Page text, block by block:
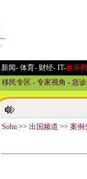
闻- 体育-财经- IT-娱乐圈
移民专区- 专家视角 - 急
Sohu >> 出国频道 >> 案例